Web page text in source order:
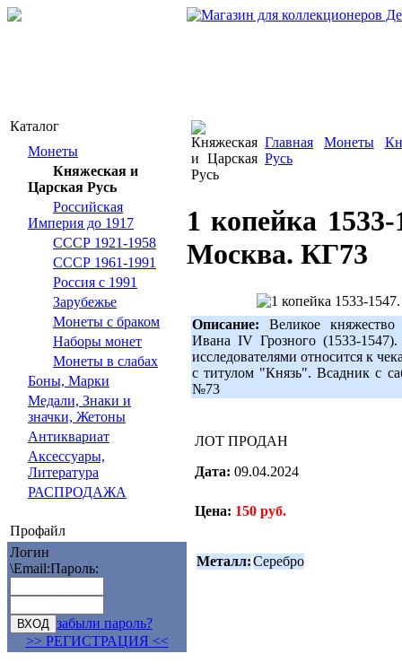
Каталог
Монеты
Княжеская и
Царская Русь
Российская
Империя до 1917
СССР 1921-1958
СССР 1961-1991
Россия с 1991
Зарубежье
Монеты с браком
Наборы монет
Монеты в слабах
Боны, Марки
Медали, Знаки и
значки, Жетоны
Антиквариат
Аксессуары,
Литература
РАСПРОДАЖА
Профайл
Логин
\Email:Пароль:
забыли пароль?
>> РЕГИСТРАЦИЯ <<
Главная Монеты
Русь
1 копейка
Москва. КГ73
Описание: Великое
Ивана IV Грозного (1533-
исследователями относится к
с титулом "Князь". Всадник с
№73
ЛОТ ПРОДАН
Дата: 09.04.2024
Цена: 150 руб.
Металл:Серебро